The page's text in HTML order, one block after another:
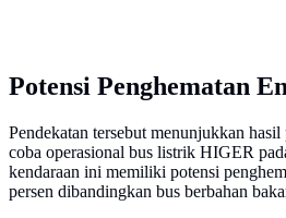
Potensi Penghematan
Pendekatan tersebut menunjukkan
coba operasional bus listrik HIGER
kendaraan ini memiliki potensi
persen dibandingkan bus berbahan